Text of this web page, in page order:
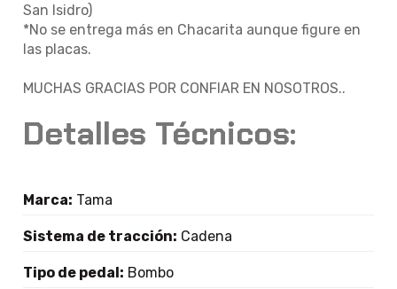
San Isidro)
*No se entrega más en Chacarita aunque figure en
las placas.
MUCHAS GRACIAS POR CONFIAR EN NOSOTROS..
Detalles Técnicos:
Marca: Tama
Sistema de tracción: Cadena
Tipo de pedal: Bombo